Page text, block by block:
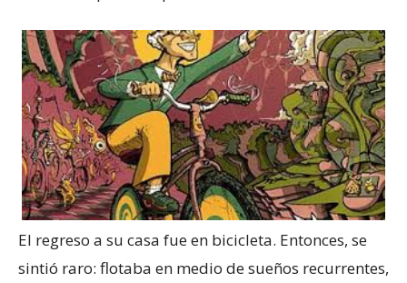
El regreso a su casa fue en bicicleta. Entonces, se
sintió raro: flotaba en medio de sueños recurrentes,